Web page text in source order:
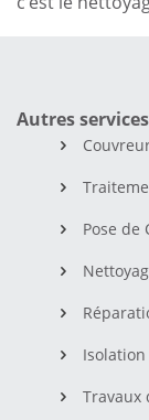
Autres services
Pose de
Travaux